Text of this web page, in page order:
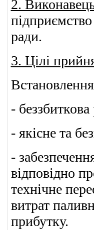
2.
ради.
3. Цілі
-
- якісне та
-
відповідно
технічне
витрат
прибутку.